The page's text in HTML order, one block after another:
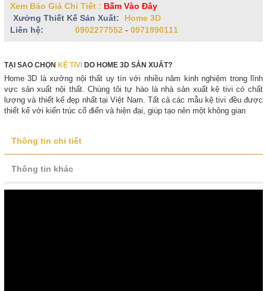
Xem Báo Giá Chi Tiết : Bấm Vào Đây
Xưởng Thiết Kế Sản Xuất:
Home 3D
Liên hệ:
0902277552 - 0971990111
TẠI SAO CHỌN KỆ TIVI DO HOME 3D SẢN XUẤT?
Home 3D là xưởng nội thất uy tín với nhiều năm kinh nghiệm trong lĩnh
vực sản xuất nội thất. Chúng tôi tự hào là nhà sản xuất kệ tivi có chất
lượng và thiết kế đẹp nhất tại Việt Nam. Tất cả các mẫu kệ tivi đều được
thiết kế với kiến trúc cổ điển và hiện đại, giúp tạo nên một không gian
Thông tin chi tiết
Thông tin khác